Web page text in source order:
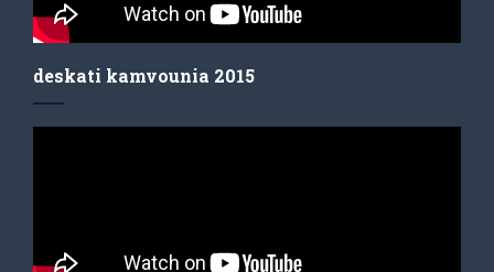
deskati kamvounia 2015